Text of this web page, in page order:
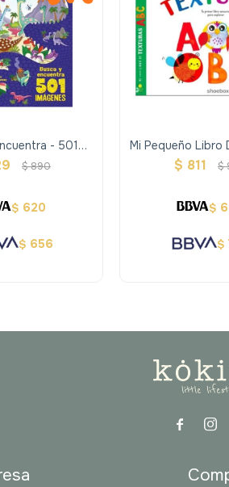
- 501
- Dinosaurios
$890
$ 620
$ 656
Mi Pequeño Libro
Abc
$ 811 $
$
$
 